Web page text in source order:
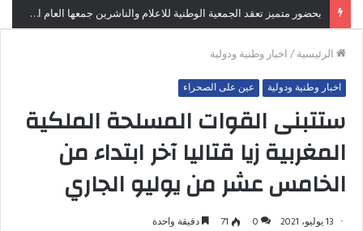
بحضور متميز تعقد الجمعية الوطنية للاعلام والناشرين جمعها العام العادي بالبيضاء.
الرئيسية/اخبار وطنية ودولية
اخبار وطنية ودولية عين على الصحراء
ستتبنى القوات المسلحة الملكية
المغربية زيا قتاليا آخر ابتداء من
الخامس عشر من يوليو الجاري
13 يوليو، 2021 0
71 دقيقة واحدة